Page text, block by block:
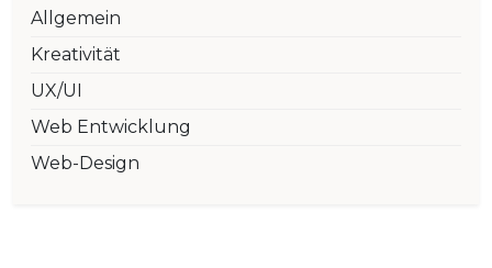
Allgemein
Kreativität
UX/UI
Web Entwicklung
Web-Design